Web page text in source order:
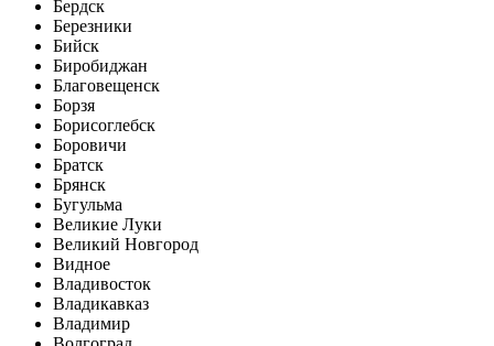
Бердск
Березники
Бийск
Биробиджан
Благовещенск
Борзя
Борисоглебск
Боровичи
Братск
Брянск
Бугульма
Великие Луки
Великий Новгород
Видное
Владивосток
Владикавказ
Владимир